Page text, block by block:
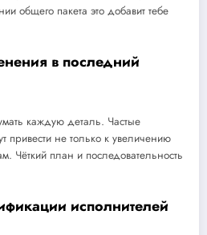
общего пакета это добавит тебе
в последний
каждую деталь. Частые
привести не только к увеличению
Чёткий план и последовательность
исполнителей